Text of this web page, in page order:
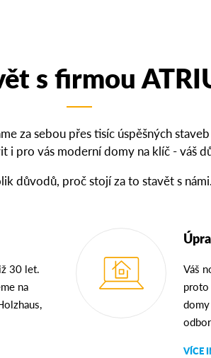
s firmou
za sebou přes tisíc úspěšných
i pro vás moderní domy na klíč - váš
důvodů, proč stojí za to stavět s námi.
30 let.
na
Váš
VÍCE